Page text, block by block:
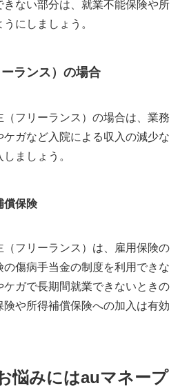
ない部分は、就業不能保険や所
にしましょう。
ランス）の場合
（フリーランス）の場合は、業務
ケガなど入院による収入の減少な
ましょう。
償保険
（フリーランス）は、雇用保険の
傷病手当金の制度を利用できな
ケガで長期間就業できないときの
や所得補償保険への加入は有効
悩みにはauマネープ